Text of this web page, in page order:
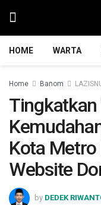
HOME WARTA
Home Banom
Tingkatkan
Kota
Website
by DEDEK